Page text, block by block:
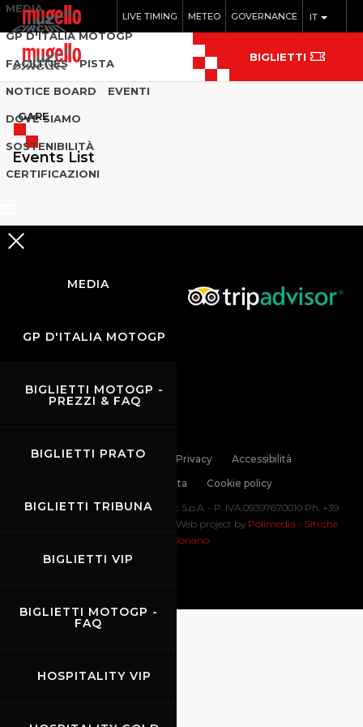
IT
LIVE TIMING METEO GOVERNANCE
MEDIA
GP D'ITALIA MOTOGP
FACILITIES PISTA
NOTICE BOARD EVENTI
DOVE SIAMO
SOSTENIBILITÀ
CERTIFICAZIONI
MEDIA
GP D'ITALIA MOTOGP
BIGLIETTI MOTOGP -
PREZZI & FAQ
BIGLIETTI PRATO
BIGLIETTI TRIBUNA
BIGLIETTI VIP
BIGLIETTI MOTOGP -
FAQ
HOSPITALITY VIP
BIGLIETTI
GARE
Events List
Links Contatti Privacy
Accessibilità
Codice di Condotta
Cookie policy
Copyright © 2026 Mugello Circuit S.p.A. - P. IVA 09397670010 Ph. +39
0558499111- All Rights Reserved | Web project by Polimedia - Siti che
funzionano